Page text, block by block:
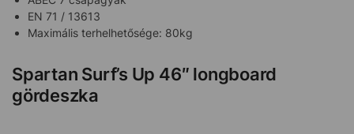
EN 71 / 13613
Maximális terhelhetősége: 80kg
Spartan Surf’s Up 46″ longboard
gördeszka